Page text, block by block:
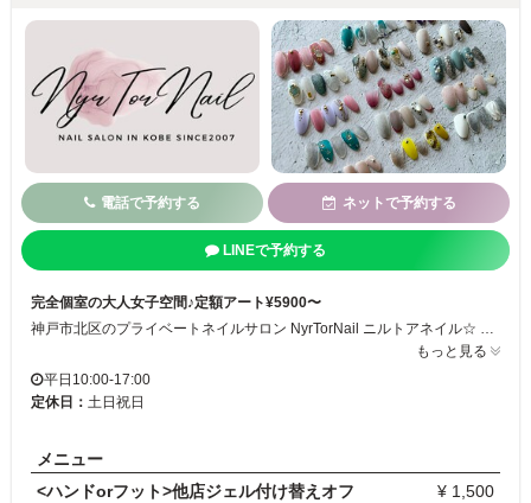
電話で予約する ネットで予約する
LINEで予約する
完全個室の大人女子空間♪定額アート¥5900〜
神戸市北区のプライベートネイルサロン NyrTorNail ニルトアネイル☆ お爪へのダメージを最小限にジェルのもちを重視し数種類のジェルを使い分けてお客様に合ったジェルを使用します。 経験豊富なネイリストのプライベートサロンでゆったりとネイルをお楽しみください⭐︎
もっと見る
平日10:00-17:00
定休日： 土日祝日
メニュー
<ハンドorフット>他店ジェル付け替えオフ
¥ 1,500